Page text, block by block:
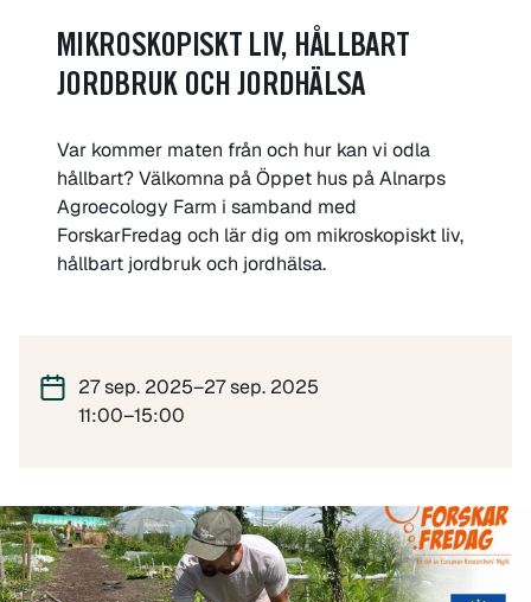
MIKROSKOPISKT LIV, HÅLLBART
JORDBRUK OCH JORDHÄLSA
Var kommer maten från och hur kan vi odla
hållbart? Välkomna på Öppet hus på Alnarps
Agroecology Farm i samband med
ForskarFredag och lär dig om mikroskopiskt liv,
hållbart jordbruk och jordhälsa.
27 sep. 2025–27 sep. 2025
11:00–15:00